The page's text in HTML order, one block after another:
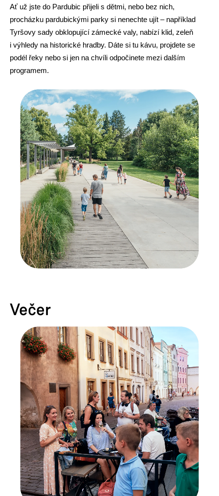
Ať už jste do Pardubic přijeli s dětmi, nebo bez nich,
procházku pardubickými parky si nenechte ujít – například
Tyršovy sady obklopující zámecké valy, nabízí klid, zeleň
i výhledy na historické hradby. Dáte si tu kávu, projdete se
podél řeky nebo si jen na chvíli odpočinete mezi dalším
programem.
Večer